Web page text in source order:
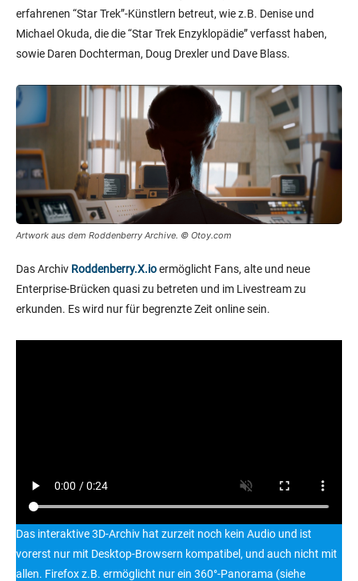
erfahrenen “Star Trek”-Künstlern betreut, wie z.B. Denise und
Michael Okuda, die die “Star Trek Enzyklopädie” verfasst haben,
sowie Daren Dochterman, Doug Drexler und Dave Blass.
Artwork aus dem Roddenberry Archive. © Otoy.com
Das Archiv Roddenberry.X.ioermöglicht Fans, alte und neue
Enterprise-Brücken quasi zu betreten und im Livestream zu
erkunden. Es wird nur für begrenzte Zeit online sein.
Das interaktive 3D-Archiv hat zurzeit noch kein Audio und ist
vorerst nur mit Desktop-Browsern kompatibel, und auch nicht mit
allen. Firefox z.B. ermöglicht nur ein 360°-Panorama (siehe